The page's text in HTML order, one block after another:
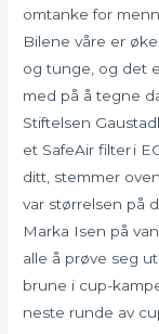
omtanke for
Bilene våre er
og tunge, og det
med på å tegne
Stiftelsen
et SafeAir filter i
ditt, stemmer
var størrelsen på
Marka Isen på
alle å prøve seg
brune i cup-
neste runde av